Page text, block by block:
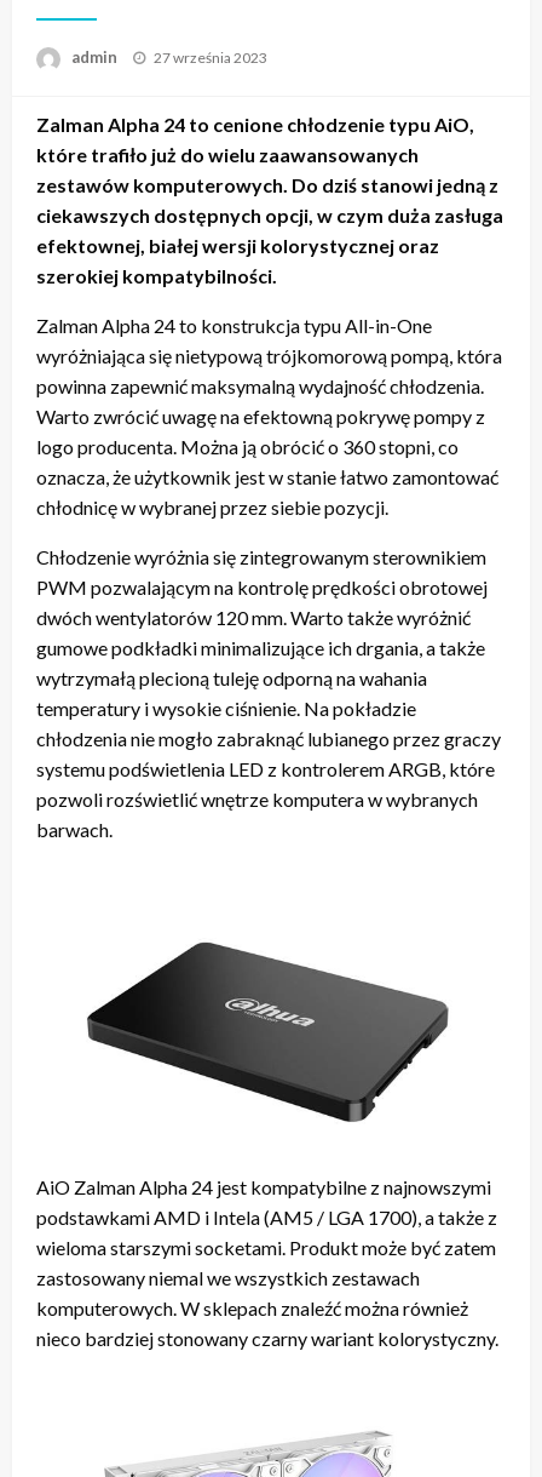
admin Napisano
27 września 2023
Zalman Alpha 24 to cenione chłodzenie typu AiO,
które trafiło już do wielu zaawansowanych
zestawów komputerowych. Do dziś stanowi jedną z
ciekawszych dostępnych opcji, w czym duża zasługa
efektownej, białej wersji kolorystycznej oraz
szerokiej kompatybilności.
Zalman Alpha 24 to konstrukcja typu All-in-One
wyróżniająca się nietypową trójkomorową pompą, która
powinna zapewnić maksymalną wydajność chłodzenia.
Warto zwrócić uwagę na efektowną pokrywę pompy z
logo producenta. Można ją obrócić o 360 stopni, co
oznacza, że użytkownik jest w stanie łatwo zamontować
chłodnicę w wybranej przez siebie pozycji.
Chłodzenie wyróżnia się zintegrowanym sterownikiem
PWM pozwalającym na kontrolę prędkości obrotowej
dwóch wentylatorów 120 mm. Warto także wyróżnić
gumowe podkładki minimalizujące ich drgania, a także
wytrzymałą plecioną tuleję odporną na wahania
temperatury i wysokie ciśnienie. Na pokładzie
chłodzenia nie mogło zabraknąć lubianego przez graczy
systemu podświetlenia LED z kontrolerem ARGB, które
pozwoli rozświetlić wnętrze komputera w wybranych
barwach.
AiO Zalman Alpha 24 jest kompatybilne z najnowszymi
podstawkami AMD i Intela (AM5 / LGA 1700), a także z
wieloma starszymi socketami. Produkt może być zatem
zastosowany niemal we wszystkich zestawach
komputerowych. W sklepach znaleźć można również
nieco bardziej stonowany czarny wariant kolorystyczny.